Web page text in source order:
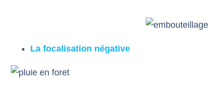
La focalisation négative